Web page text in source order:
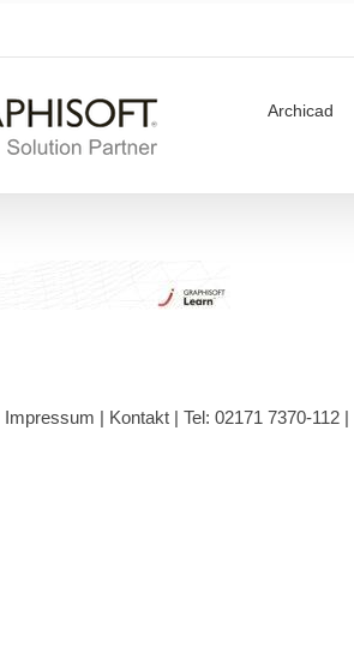
Archicad
Impressum | Kontakt | Tel: 02171 7370-112 |